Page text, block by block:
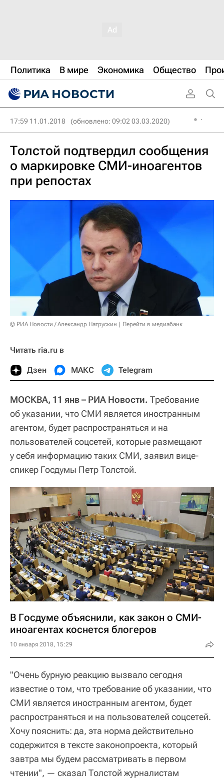
Политика В мире Экономика Общество
17:59 11.01.2018 (обновлено: 09:02 03.03.2020)
Толстой подтвердил сообщения
о маркировке СМИ-иноагентов
при репостах
© РИА Новости / Александр Натрускин Перейти в медиабанк
Читать ria.ru в
Дзен МАКС Telegram
МОСКВА, 11 янв – РИА Новости. Требование
об указании, что СМИ является иностранным
агентом, будет распространяться и на
пользователей соцсетей, которые размещают
у себя информацию таких СМИ, заявил вице-
спикер Госдумы Петр Толстой.
В Госдуме объяснили, как закон о СМИ-
иноагентах коснется блогеров
10 января 2018, 15:29
"Очень бурную реакцию вызвало сегодня
известие о том, что требование об указании, что
СМИ является иностранным агентом, будет
распространяться и на пользователей соцсетей.
Хочу пояснить: да, эта норма действительно
содержится в тексте законопроекта, который
завтра мы будем рассматривать в первом
чтении", — сказал Толстой журналистам